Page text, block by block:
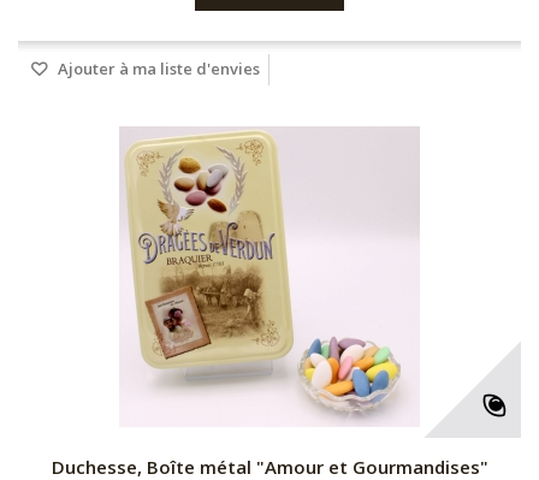
Ajouter à ma liste d'envies
Duchesse, Boîte métal "Amour et Gourmandises"